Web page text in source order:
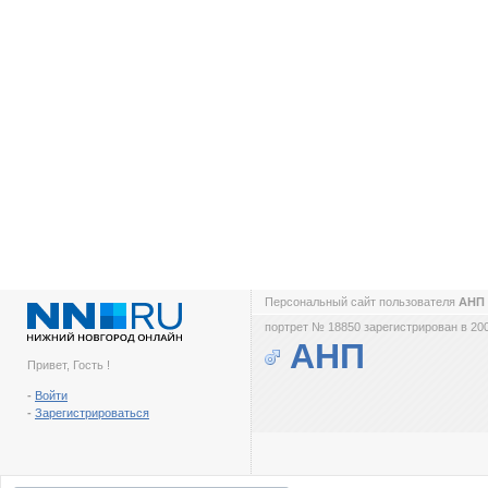
Привет, Гость !
- Войти
- Зарегистрироваться
Персональный сайт пользователя АНП
портрет № 18850 зарегистрирован в
АНП